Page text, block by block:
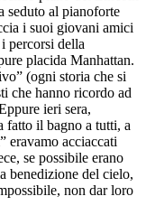
seduto al pianoforte
i suoi giovani amici
percorsi della
placida Manhattan.
(ogni storia che si
che hanno ricordo ad
ieri sera,
fatto il bagno a tutti, a
eravamo acciaccati
se possibile erano
benedizione del cielo,
non dar loro